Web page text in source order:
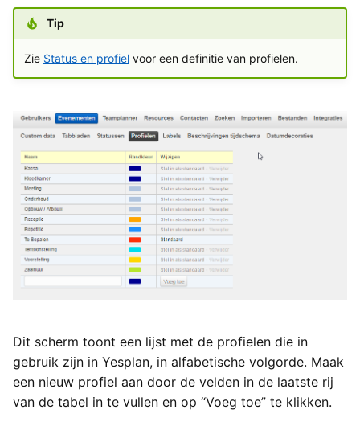
Tip
Zie Status en profielvoor een definitie van profielen.
Dit scherm toont een lijst met de profielen die in
gebruik zijn in Yesplan, in alfabetische volgorde. Maak
een nieuw profiel aan door de velden in de laatste rij
van de tabel in te vullen en op “Voeg toe” te klikken.